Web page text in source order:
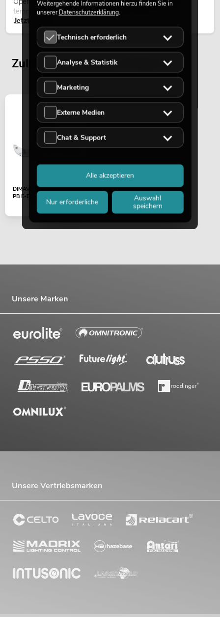
temporären Außeninstallationen eingesetzt.
Jetzt lesen
Zuletzt angesehene Artikel
DIMAVERY Pickguard für
PB E-Bass-Modelle
Unsere Marken
Unsere Vertriebsmarken
Weitergehende Informationen hierzu finden Sie in
unsererDatenschutzerklärung.
Technisch erforderlich
Analyse & Statistik
Marketing
Externe Medien
Chat & Support
Nur erforderliche
Auswahl
speichern
Alle akzeptieren